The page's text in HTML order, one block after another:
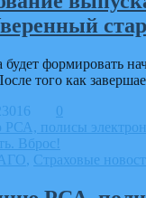
будет формировать
того как
0
, Страховые